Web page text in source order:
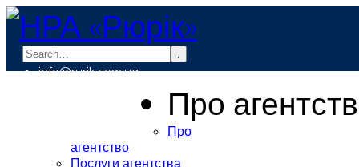
.
info@rurik.com.ua
Про
Про
агентство
Послуги агентства